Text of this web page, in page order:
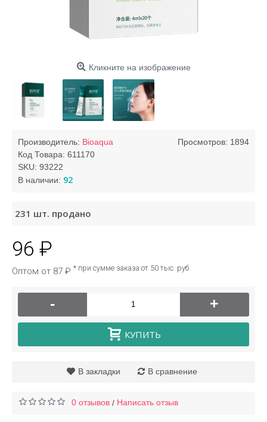
Кликните на изображение
Просмотров: 1894
Производитель: Bioaqua
Код Товара: 611170
SKU: 93222
В наличии: 92
231 шт. продано
96 ₽
Оптом от 87 ₽ * при сумме заказа от 50 тыс. руб
- +
КУПИТЬ
В закладки В сравнение
0 отзывов / Написать отзыв